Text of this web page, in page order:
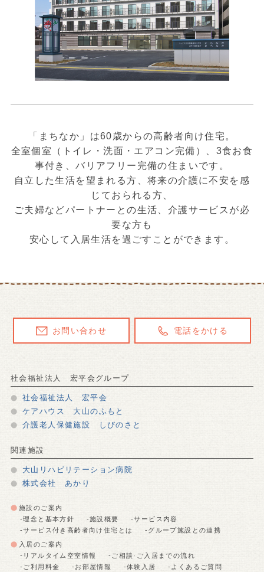
「まちなか」は60歳からの高齢者向け住宅。
全室個室（トイレ・洗面・エアコン完備）、3食お食
事付き、バリアフリー完備の住まいです。
自立した生活を望まれる方、将来の介護に不安を感
じておられる方、
ご夫婦などパートナーとの生活、介護サービスが必
要な方も
安心して入居生活を過ごすことができます。
お問い合わせ 電話をかける
社会福祉法人 宏平会グループ
社会福祉法人 宏平会
ケアハウス 大山のふもと
介護老人保健施設 しびのさと
関連施設
大山リハビリテーション病院
株式会社 あかり
施設のご案内
-理念と基本方針
-施設概要
-サービス内容
-サービス付き高齢者向け住宅とは
-グループ施設との連携
入居のご案内
-リアルタイム空室情報
-ご相談·ご入居までの流れ
-ご利用料金
-お部屋情報 -体験入居 -よくあるご質問